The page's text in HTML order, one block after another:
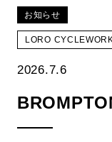
お知らせ
LORO
2026.7.6